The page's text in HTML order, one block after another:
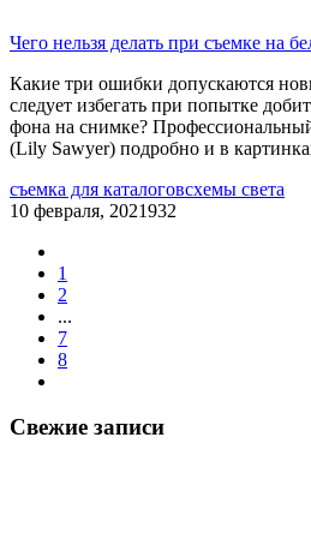
Чего нельзя делать при съемке на
Какие три ошибки допускаются
следует избегать при попытке
фона на снимке?
(Lily Sawyer) подробно и в
съемка для каталоговсхемы света
10 февраля, 2021932
1
2
...
7
8
Свежие записи